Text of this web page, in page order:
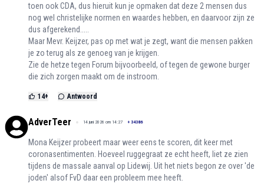
toen ook CDA, dus hieruit kun je opmaken dat deze 2 mensen dus
nog wel christelijke normen en waardes hebben, en daarvoor zijn ze
dus afgerekend.....
Maar Mevr. Keijzer, pas op met wat je zegt, want die mensen pakken
je zo terug als ze genoeg van je krijgen.
Zie de hetze tegen Forum bijvoorbeeld, of tegen de gewone burger
die zich zorgen maakt om de instroom.
14+ Antwoord
AdverTeer 14 juni 2026 om 14:27 + 34386
Mona Keijzer probeert maar weer eens te scoren, dit keer met
coronasentimenten. Hoeveel ruggegraat ze echt heeft, liet ze zien
tijdens de massale aanval op Lidewij. Uit het niets begon ze over 'de
joden' alsof FvD daar een probleem mee heeft.